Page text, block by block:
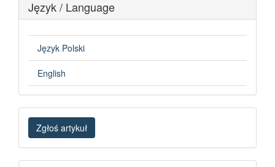
Język / Language
Język Polski
English
Zgłoś
artykuł
Zgłoś artykuł